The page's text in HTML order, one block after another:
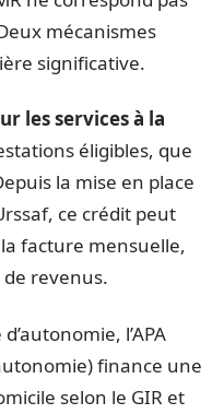
mécanismes
significative.
les services à la
éligibles, que
la mise en place
ce crédit peut
facture mensuelle,
revenus.
l’APA
finance une
selon le GIR et